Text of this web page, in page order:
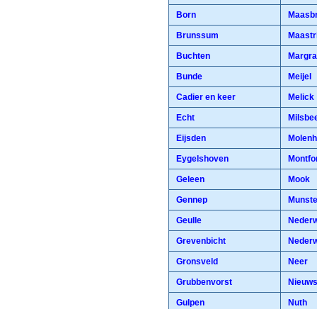
Born
Brunssum
Buchten
Bunde Meijel
Cadier en keer Melick
Echt
Eijsden
Eygelshoven
Geleen Mook
Gennep
Geulle
Grevenbicht
Gronsveld Neer
Grubbenvorst
Gulpen Nuth